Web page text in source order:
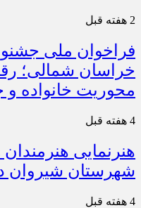
2 هفته قبل
فراخوان ملی
خراسان شمالی؛
محوریت خانواده
4 هفته قبل
هنرنمایی
شهرستان شیروان
4 هفته قبل